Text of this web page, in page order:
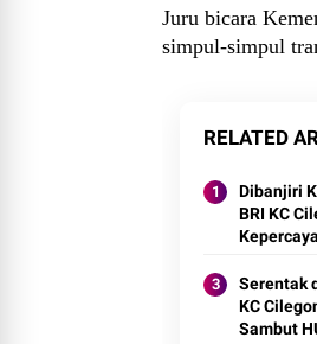
Juru bicara
simpul-simpul
RELATED
Dibanjiri
BRI KC
Serentak
KC
Sambut